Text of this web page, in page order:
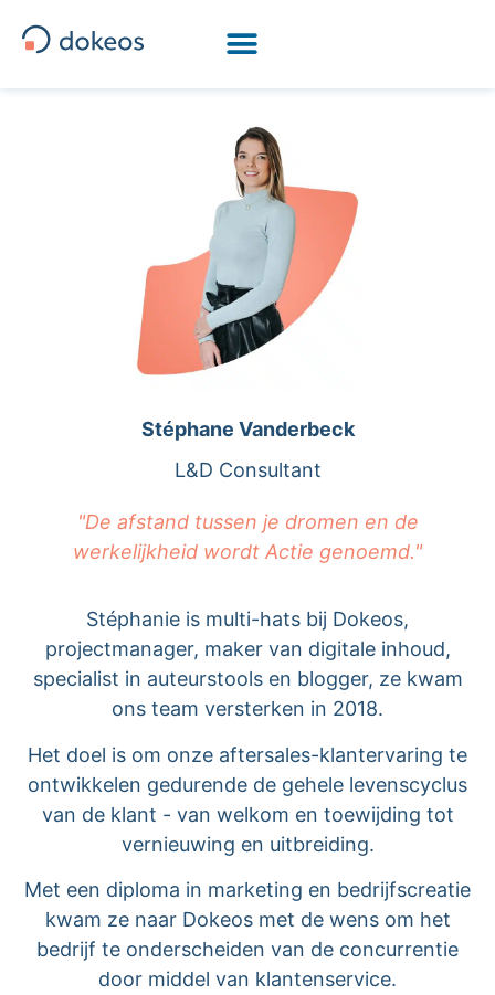
Stéphane Vanderbeck
L&D Consultant
"De afstand tussen je dromen en de
werkelijkheid wordt Actie genoemd."
Stéphanie is multi-hats bij Dokeos,
projectmanager, maker van digitale inhoud,
specialist in auteurstools en blogger, ze kwam
ons team versterken in 2018.
Het doel is om onze aftersales-klantervaring te
ontwikkelen gedurende de gehele levenscyclus
van de klant - van welkom en toewijding tot
vernieuwing en uitbreiding.
Met een diploma in marketing en bedrijfscreatie
kwam ze naar Dokeos met de wens om het
bedrijf te onderscheiden van de concurrentie
door middel van klantenservice.